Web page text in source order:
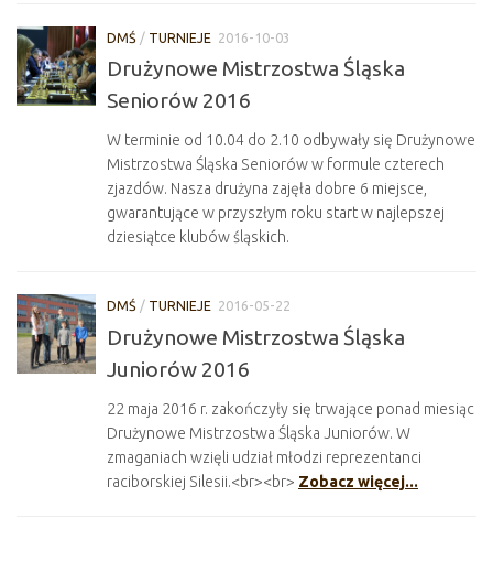
DMŚ / TURNIEJE 2016-10-03
Drużynowe Mistrzostwa Śląska
Seniorów 2016
W terminie od 10.04 do 2.10 odbywały się Drużynowe
Mistrzostwa Śląska Seniorów w formule czterech
zjazdów. Nasza drużyna zajęła dobre 6 miejsce,
gwarantujące w przyszłym roku start w najlepszej
dziesiątce klubów śląskich.
DMŚ / TURNIEJE 2016-05-22
Drużynowe Mistrzostwa Śląska
Juniorów 2016
22 maja 2016 r. zakończyły się trwające ponad miesiąc
Drużynowe Mistrzostwa Śląska Juniorów. W
zmaganiach wzięli udział młodzi reprezentanci
raciborskiej Silesii.<br><br> Zobacz więcej...